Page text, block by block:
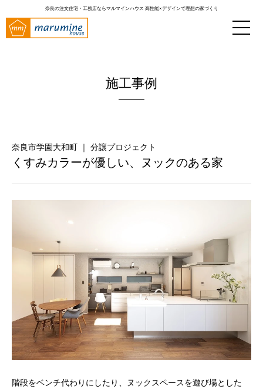
奈良の注文住宅・工務店ならマルマインハウス 高性能×デザインで理想の家づくり
施工事例
奈良市学園大和町 ｜ 分譲プロジェクト
くすみカラーが優しい、ヌックのある家
階段をベンチ代わりにしたり、ヌックスペースを遊び場とした